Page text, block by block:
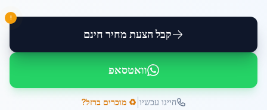
קבל הצעת מחיר חינם
!
וואטסאפ
חייגו עכשיו ♻️ מוכרים ברזל?